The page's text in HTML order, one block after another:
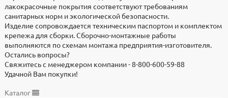
категории Уличное спортивное оборудование.
Предоставляем скидки на крупные партии товаров, а также
постоянным заказчикам и дилерам. Готовы участвовать в
конкурсах и тендерах.
По вопросам о продукции, комплектации, цене, наличию на
складах и сроках доставки обращайтесь к менеджерам по
телефону8-495-119-74-96
zakaz@stounhenge.ru
Монтаж
Бетонирование ответной закладной, болтовое соединение
лакокрасочные покрытия соответствуют требованиям
санитарных норм и экологической безопасности.
Изделие сопровождается техническим паспортом и комплектом
крепежа для сборки. Сборочно-монтажные работы
выполняются по схемам монтажа предприятия-изготовителя.
Остались вопросы?
Свяжитесь с менеджером компании - 8-800-600-59-88
Удачной Вам покупки!
Каталог